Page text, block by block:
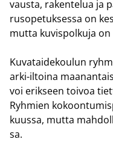
vaus­ta, ra­ken­te­lua ja
rus­o­pe­tuk­ses­sa on
mutta ku­vis­pol­ku­ja
Ku­va­tai­de­kou­lun
arki-​iltoina
voi erik­seen toi­voa
Ryh­mien
kuus­sa, mutta
sa.